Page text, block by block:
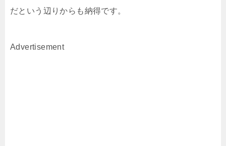
だという辺りからも納得です。
Advertisement